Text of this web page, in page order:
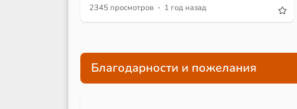
2345 просмотров · 1 год назад
Благодарности и пожелания